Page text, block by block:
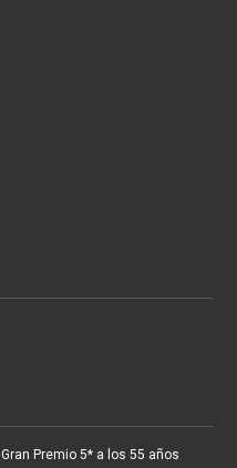
Premio 5* a los 55 años